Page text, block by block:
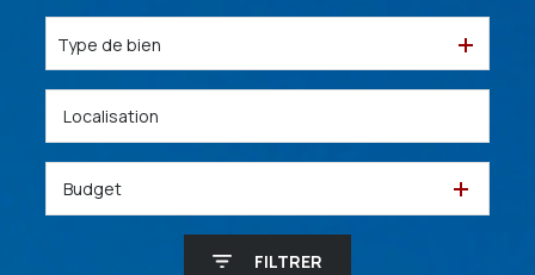
De l'immo pro
Type de bien
Budget
FILTRER